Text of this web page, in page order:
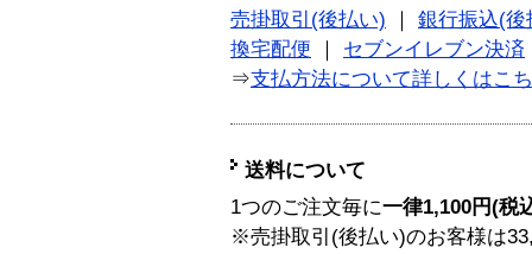
売掛取引(後払い)
銀行振込(後
換宅配便
セブンイレブン決済
⇒支払方法について詳しくはこ
送料について
1つのご注文毎に一律1,100円(税
※売掛取引(後払い)のお客様は